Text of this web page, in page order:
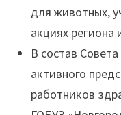
для животных,
акциях региона
В состав
активного
работников